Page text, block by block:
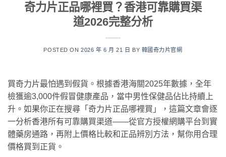
奇力片正品哪裡買？香港可靠購買渠
道2026完整分析
POSTED ON2026 年 6 月 21 日 BY 韓國奇力片官網
買奇力片最怕遇到假貨。根據香港海關2025年數據，全年
檢獲逾3,000件假冒健康產品，當中男性保健品佔比持續上
升。如果你正在搜尋「奇力片正品哪裡買」，這篇文章會逐
一分析香港所有可靠購買渠道——從官方授權網購平台到實
體藥房通路，再附上價格比較和正品辨別方法，幫你用合理
價格買到正貨。